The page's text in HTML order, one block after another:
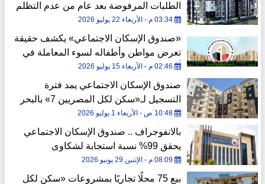
الطلبات المرفوضة بعد عام من عدم التظلم
03:34 م - الأربعاء 22 يوليو 2026
«صندوق الإسكان الاجتماعي» يكشف حقيقة
تعرض مواطن وأطفاله لسوء المعاملة في
أكتوبر الجديدة
02:46 م - الأربعاء 15 يوليو 2026
صندوق الإسكان الاجتماعي يمد فترة
التسجيل لـ«سكن لكل المصريين 7» بالبحر
الأحمر حتى 7 يوليو
10:48 ص - الأربعاء 1 يوليو 2026
بالانفوجراف .. صندوق الإسكان الاجتماعي
يحقق 99% نسبة استجابة لشكاوى
المواطنين
08:09 م - الإثنين 29 يونيو 2026
بيع 75 محلًا تجاريًا بمشروعات «سكن لكل